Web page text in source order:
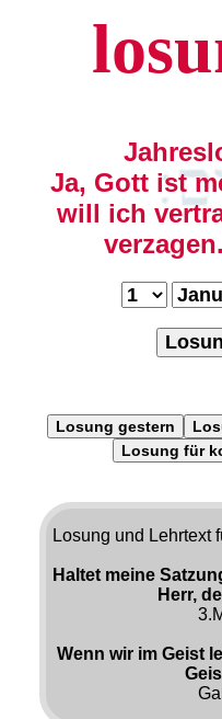
Ja, Gott ist
will ich
Losung gestern
Losung für
Losung und Lehrtext
Haltet meine
Herr,
Wenn wir im Geist